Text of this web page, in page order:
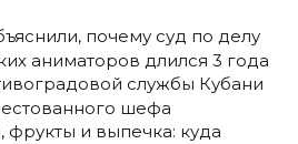
почему суд по делу
аниматоров длился 3 года
службы Кубани
шефа
и выпечка: куда